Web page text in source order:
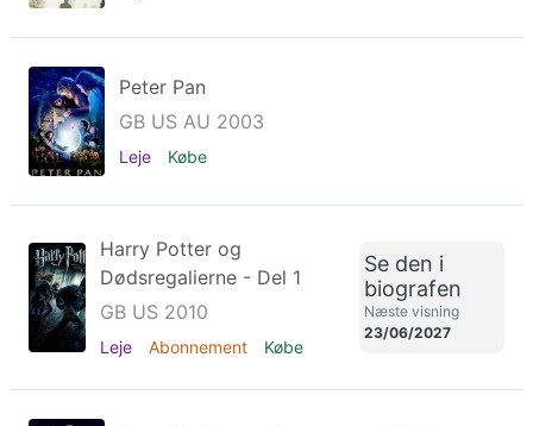
Peter Pan
GB US AU 2003
Leje Købe
Harry Potter og
Dødsregalierne - Del 1
GB US 2010
Leje Abonnement Købe
Se den i
biografen
Næste visning
23/06/2027